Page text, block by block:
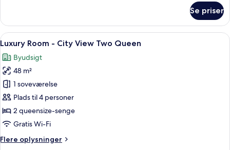
Room
Canyon
King
Se priser
Indlæs
alle
billeder
af
Luxury
Room
-
City
Two
Et hotelværelse med to senge, en
6
Luxury Room - City View Two Queen
Byudsigt
48 m²
1 soveværelse
Plads til 4 personer
2 queensize-senge
Gratis Wi-Fi
Flere oplysninger
Flere